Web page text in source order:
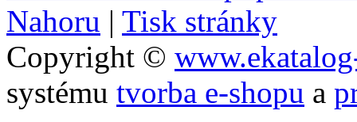
Nahoru | Tisk stránky
Copyright ©
systému tvorba e-shopu a